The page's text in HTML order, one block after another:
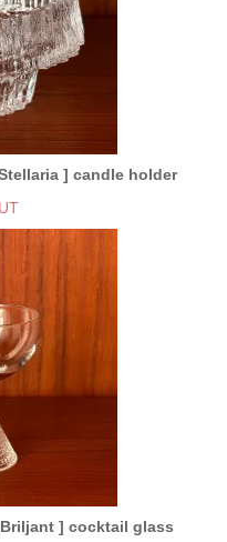
] candle holder
] cocktail glass